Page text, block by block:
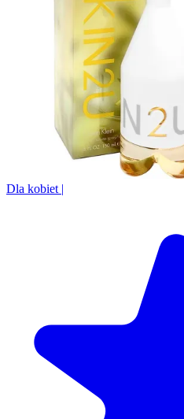
Dla kobiet |